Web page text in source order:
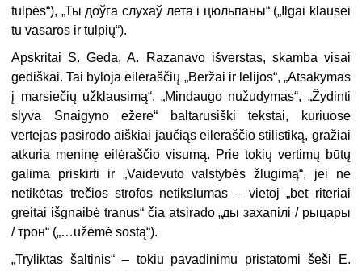
tulpės“), „Ты доўга слухаў лета і цюльпаны“ („Ilgai klausei
tu vasaros ir tulpių“).
Apskritai S. Geda, A. Razanavo išverstas, skamba visai
gediškai. Tai byloja eilėraščių „Beržai ir lelijos“, „Atsakymas
į marsiečių užklausimą“, „Mindaugo nužudymas“, „Žydinti
slyva Snaigyno ežere“ baltarusiški tekstai, kuriuose
vertėjas pasirodo aiškiai jaučiąs eilėraščio stilistiką, gražiai
atkuria meninę eilėraščio visumą. Prie tokių vertimų būtų
galima priskirti ir „Vaidevuto valstybės žlugimą“, jei ne
netikėtas trečios strofos netikslumas – vietoj „bet riteriai
greitai išgnaibė tranus“ čia atsirado „ды захапілі / рыцары
/ трон“ („…užėmė sostą“).
„Tryliktas šaltinis“ – tokiu pavadinimu pristatomi šeši E.